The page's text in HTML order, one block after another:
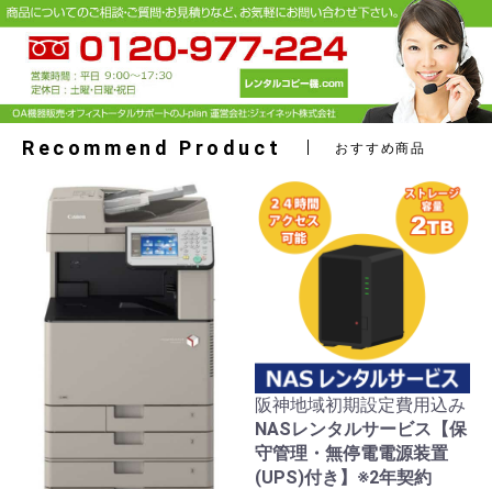
Recommend Product おすすめ商品
阪神地域初期設定費用込み
NASレンタルサービス【保
守管理・無停電電源装置
(UPS)付き】※2年契約